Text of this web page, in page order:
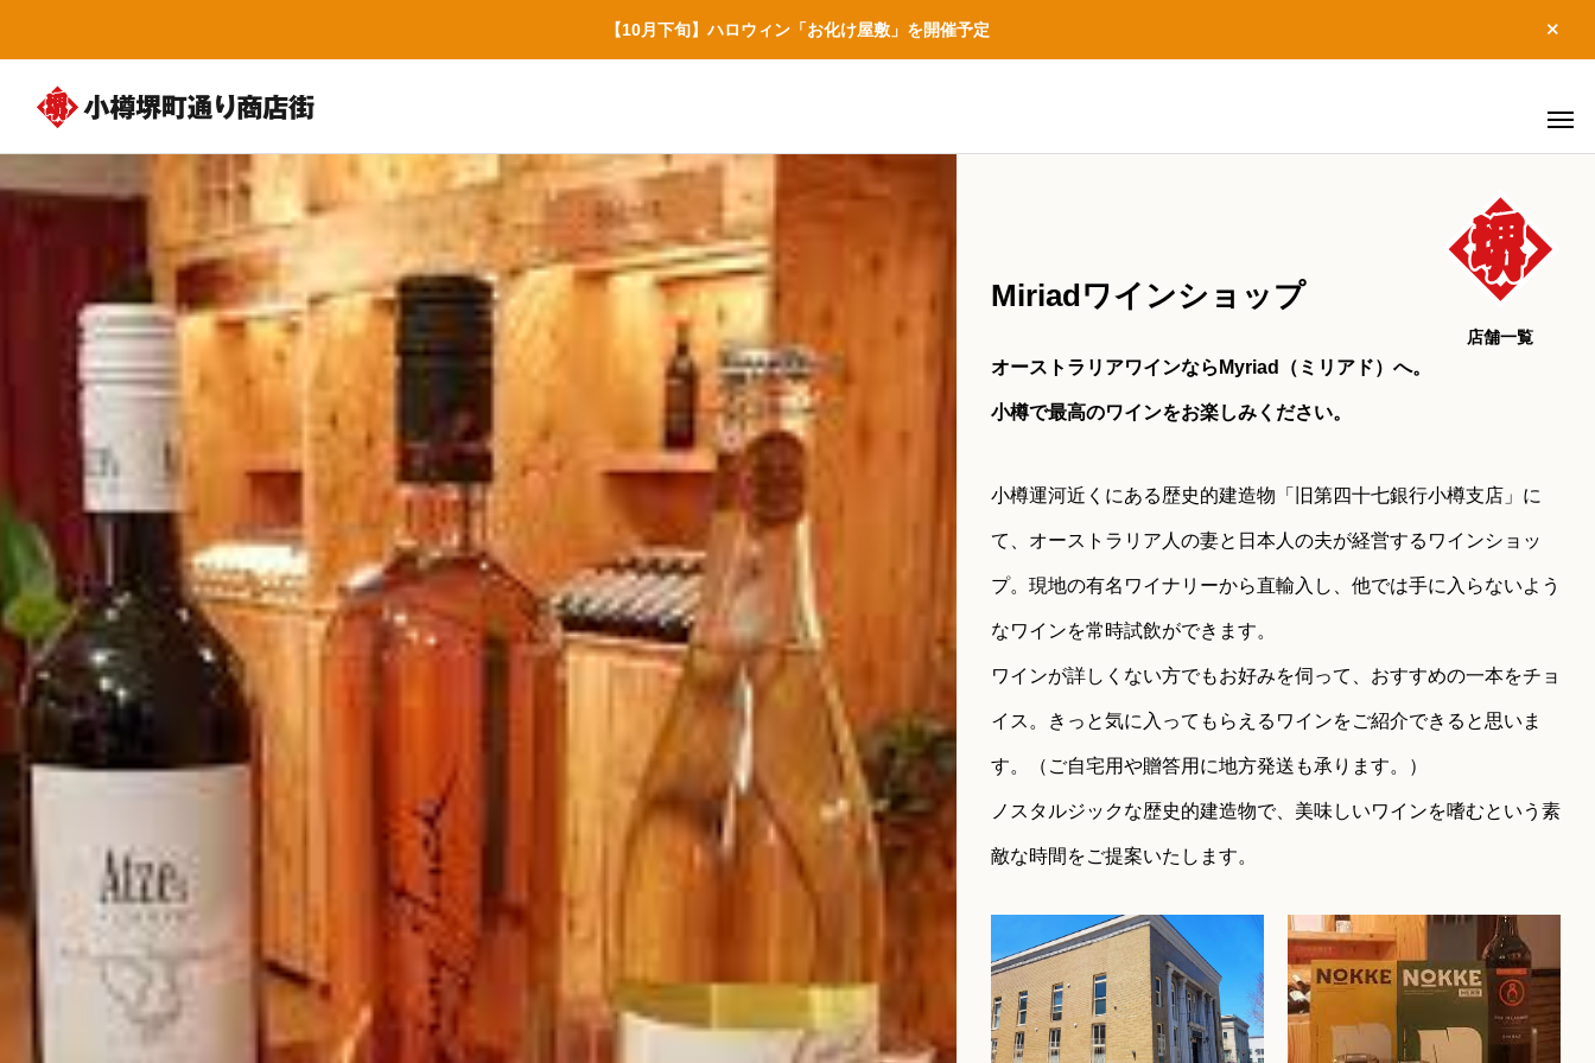
【10月下旬】ハロウィン「お化け屋敷」を開催予定
Miriadワインショップ
オーストラリアワインならMyriad（ミリアド）へ。
小樽で最高のワインをお楽しみください。
小樽運河近くにある歴史的建造物「旧第四十七銀行小樽支店」に
て、オーストラリア人の妻と日本人の夫が経営するワインショッ
プ。現地の有名ワイナリーから直輸入し、他では手に入らないよう
なワインを常時試飲ができます。
ワインが詳しくない方でもお好みを伺って、おすすめの一本をチョ
イス。きっと気に入ってもらえるワインをご紹介できると思いま
す。（ご自宅用や贈答用に地方発送も承ります。）
ノスタルジックな歴史的建造物で、美味しいワインを嗜むという素
敵な時間をご提案いたします。
店舗一覧